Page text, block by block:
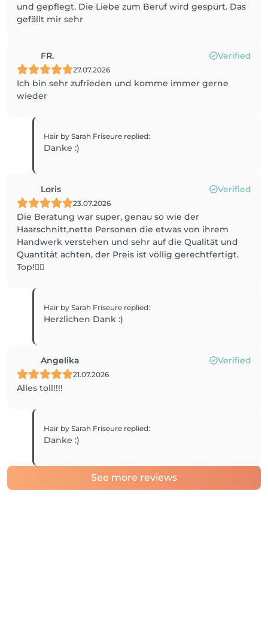
und gepflegt. Die Liebe zum Beruf wird gespürt. Das
gefällt mir sehr
FR. Verified
27.07.2026
Ich bin sehr zufrieden und komme immer gerne
wieder
Hair by Sarah Friseure replied:
Danke :)
Loris Verified
23.07.2026
Die Beratung war super, genau so wie der
Haarschnitt,nette Personen die etwas von ihrem
Handwerk verstehen und sehr auf die Qualität und
Quantität achten, der Preis ist völlig gerechtfertigt.
Top!👍🏼
Hair by Sarah Friseure replied:
Herzlichen Dank :)
Angelika Verified
21.07.2026
Alles toll!!!!
Hair by Sarah Friseure replied:
Danke :)
See more reviews